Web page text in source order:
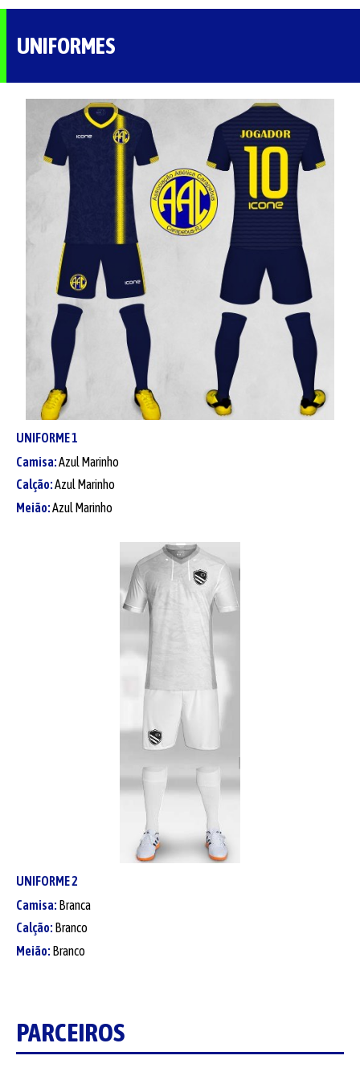
UNIFORMES
UNIFORME1
Camisa:Azul Marinho
Calção:Azul Marinho
Meião:Azul Marinho
UNIFORME2
Camisa: Branca
Calção: Branco
Meião: Branco
PARCEIROS